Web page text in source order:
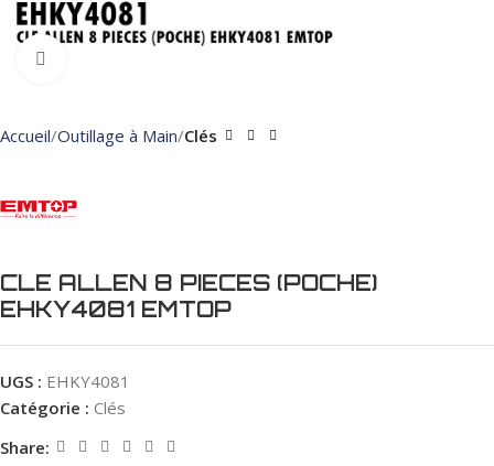
Accueil Outillage à Main Clés
CLE ALLEN 8 PIECES (POCHE)
EHKY4081 EMTOP
UGS : EHKY4081
Catégorie : Clés
Share: